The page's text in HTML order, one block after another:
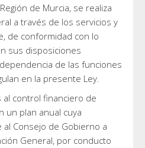
de Murcia, se realiza
a través de los servicios y
de conformidad con lo
sus disposiciones
de las funciones
en la presente Ley.
al control financiero de
un plan anual cuya
Consejo de Gobierno a
General, por conducto